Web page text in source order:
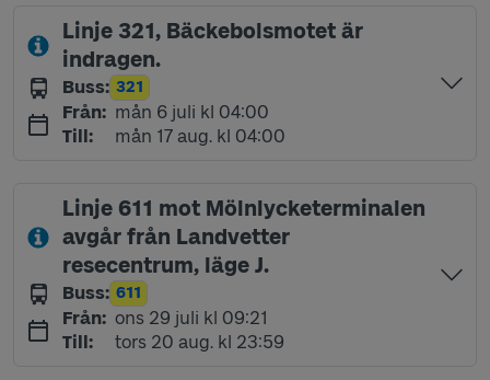
Linje 321, Bäckebolsmotet är
indragen.
Buss: Linje
321
Från: måndag 6 juli kl 04:00
mån 6 juli kl 04:00
Till: måndag 17 augusti kl 04:00
mån 17 aug. kl 04:00
Linje 611 mot Mölnlycketerminalen
avgår från Landvetter
resecentrum, läge J.
Buss: Linje
611
Från: onsdag 29 juli kl 09:21
ons 29 juli kl 09:21
Till: torsdag 20 augusti kl 23:59
tors 20 aug. kl 23:59